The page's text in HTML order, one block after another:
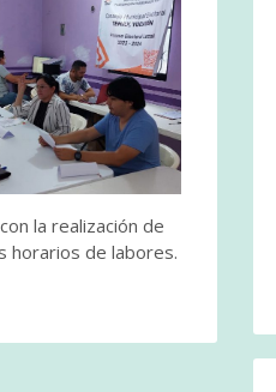
la realización de
horarios de labores.